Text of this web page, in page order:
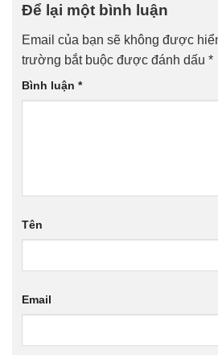
Để lại một bình luận
Email của bạn sẽ không được
trường bắt buộc được đánh dấu *
Bình luận *
Tên
Email